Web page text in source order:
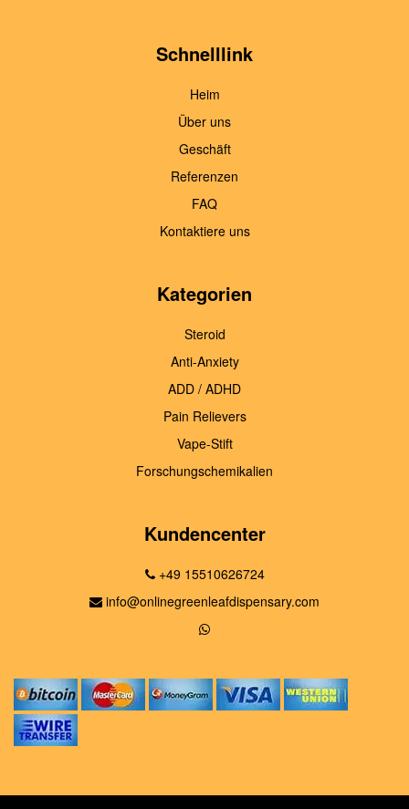
Schnelllink
Heim
Über uns
Geschäft
Referenzen
FAQ
Kontaktiere uns
Kategorien
Steroid
Anti-Anxiety
ADD / ADHD
Pain Relievers
Vape-Stift
Forschungschemikalien
Kundencenter
+49 15510626724
info@onlinegreenleafdispensary.com